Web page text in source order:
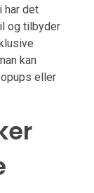
har det
og tilbyder
kan
eller